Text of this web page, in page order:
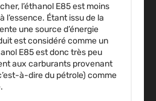
l’éthanol E85 est moins
l’essence. Étant issu de la
une source d’énergie
estconsidéré comme un
E85 est donc très peu
aux carburants provenant
à-dire du pétrole) comme